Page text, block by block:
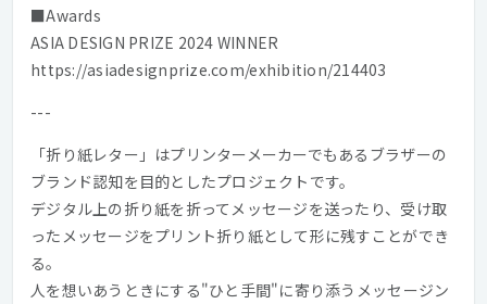
■Awards
ASIA DESIGN PRIZE 2024 WINNER
https://asiadesignprize.com/exhibition/214403
---
「折り紙レター」はプリンターメーカーでもあるブラザーの
ブランド認知を目的としたプロジェクトです。
デジタル上の折り紙を折ってメッセージを送ったり、受け取
ったメッセージをプリント折り紙として形に残すことができ
る。
人を想いあうときにする"ひと手間"に寄り添うメッセージン